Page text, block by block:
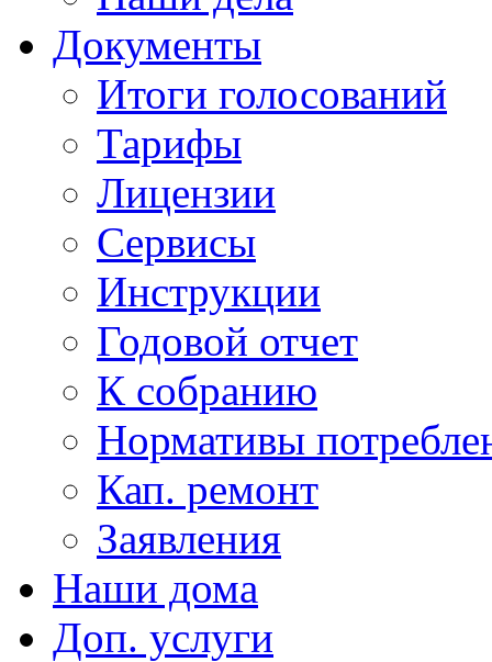
Документы
Итоги голосований
Тарифы
Лицензии
Сервисы
Инструкции
Годовой отчет
К собранию
Нормативы
Кап. ремонт
Заявления
Наши дома
Доп. услуги